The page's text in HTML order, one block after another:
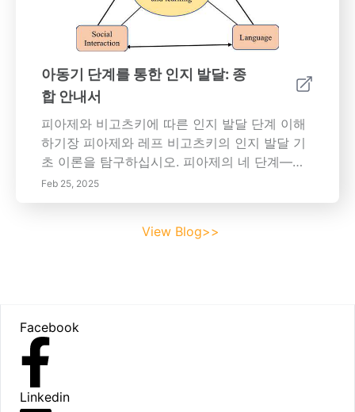
명확한 기대를 설정하며, 자율성을 기르기 위해
건설적인 피드백을 제공하는 방법을 배우세요.
자녀가 도전 과제를 극복하고 의사 결정 능력을
향상시키는 데 도움을 주기 위한 실용적인 접근
방식을 탐색하세요. 야외 활동 참여와 작은 작업
을 장려함으로써 자녀의 자신감과 문제 해결 능
력을 키울 수 있습니다. 필요에 따라 지원을 제공
하면서 독립성을 키울 수 있는 구조적이면서도
유연한 가정 환경을 만드는 방법을 알아보세요.
다룰 주요 주제: - 독립성 기르기의 중요성 - 자
립을 장려하기 위한 실용적인 전략 - 독립적 작
향 우리의 기사를 탐색하여 자녀에게 권한을 부
아동기 단계를 통한 인지 발달: 종
합 안내서
피아제와 비고츠키에 따른 인지 발달 단계 이해
하기장 피아제와 레프 비고츠키의 인지 발달 기
초 이론을 탐구하십시오. 피아제의 네 단계—감
각 운동, 전조작, 구체적 조작, 형식적 조작—는
아이들의 세계 이해의 진화를 보여줍니다. 비고
상호작용과 문화적 도구의 중요성을 강조하는
육 전략에 대한 통찰력을 얻으십시오. 아동의 비
판적 사고 및 문제 해결 능력을 육성하는 지원 학
습 환경을 만드는 방법에 대한 이해를 높이십시
오. 상세한 통찰력과 실용적인 전략에 대한 자세
한 내용을 읽어보십시오!
Feb 25, 2025
View Blog>>
Facebook
Linkedin